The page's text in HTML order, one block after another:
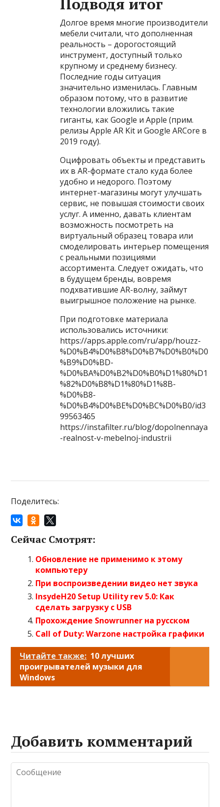
Подводя итог
Долгое время многие производители
мебели считали, что дополненная
реальность – дорогостоящий
инструмент, доступный только
крупному и среднему бизнесу.
Последние годы ситуация
значительно изменилась. Главным
образом потому, что в развитие
технологии вложились такие
гиганты, как Google и Apple (прим.
релизы Apple AR Kit и Google ARCore в
2019 году).
Оцифровать объекты и представить
их в AR-формате стало куда более
удобно и недорого. Поэтому
интернет-магазины могут улучшать
сервис, не повышая стоимости своих
услуг. А именно, давать клиентам
возможность посмотреть на
виртуальный образец товара или
смоделировать интерьер помещения
с реальными позициями
ассортимента. Следует ожидать, что
в будущем бренды, вовремя
подхватившие AR-волну, займут
выигрышное положение на рынке.
При подготовке материала
использовались источники:
https://apps.apple.com/ru/app/houzz-
%D0%B4%D0%B8%D0%B7%D0%B0%D0
%B9%D0%BD-
%D0%BA%D0%B2%D0%B0%D1%80%D1
%82%D0%B8%D1%80%D1%8B-
%D0%B8-
%D0%B4%D0%BE%D0%BC%D0%B0/id3
99563465
https://instafilter.ru/blog/dopolnennaya
-realnost-v-mebelnoj-industrii
Поделитесь:
Сейчас Смотрят:
Обновление не применимо к этому
компьютеру
При воспроизведении видео нет звука
InsydeH20 Setup Utility rev 5.0: Как
сделать загрузку с USB
Прохождение Snowrunner на русском
Call of Duty: Warzone настройка графики
Читайте также: 10 лучших
проигрывателей музыки для
Windows
Добавить комментарий